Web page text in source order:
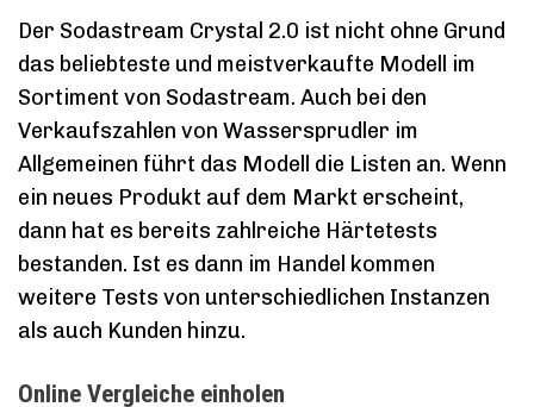
Der Sodastream Crystal 2.0 ist nicht ohne Grund
das beliebteste und meistverkaufte Modell im
Sortiment von Sodastream. Auch bei den
Verkaufszahlen von Wassersprudler im
Allgemeinen führt das Modell die Listen an. Wenn
ein neues Produkt auf dem Markt erscheint,
dann hat es bereits zahlreiche Härtetests
bestanden. Ist es dann im Handel kommen
weitere Tests von unterschiedlichen Instanzen
als auch Kunden hinzu.
Online Vergleiche einholen